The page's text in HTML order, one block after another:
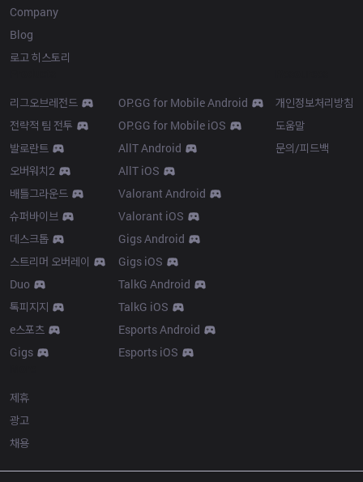
Company
Blog
로고 히스토리
리그오브레전드
전략적 팀 전투
발로란트
오버워치2
배틀그라운드
슈퍼바이브
데스크톱
스트리머 오버레이
Duo
톡피지지
e스포츠
Gigs
OP.GG for Mobile Android
OP.GG for Mobile iOS
AllT Android
AllT iOS
Valorant Android
Valorant iOS
Gigs Android
Gigs iOS
TalkG Android
TalkG iOS
Esports Android
Esports iOS
개인정보처리방침
도움말
문의/피드백
제휴
광고
채용